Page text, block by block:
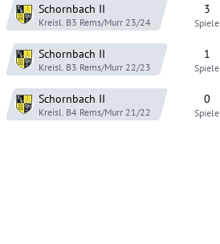
Schornbach II
Kreisl. B3 Rems/Murr 23/24
3
Spiele
Schornbach II
Kreisl. B3 Rems/Murr 22/23
1
Spiele
Schornbach II
Kreisl. B4 Rems/Murr 21/22
0
Spiele